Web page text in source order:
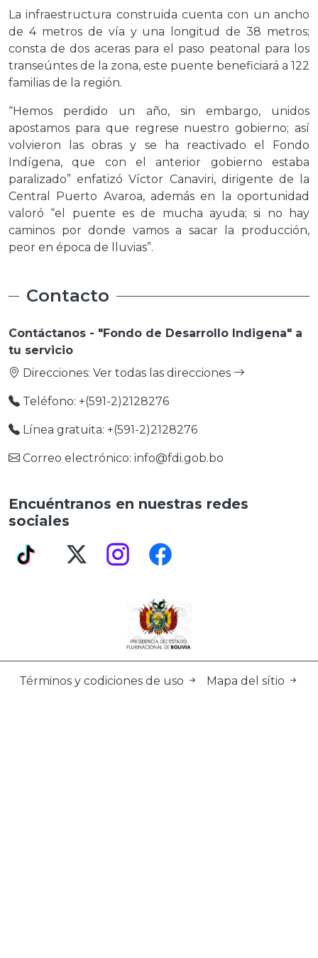
La infraestructura construida cuenta con un ancho
de 4 metros de vía y una longitud de 38 metros;
consta de dos aceras para el paso peatonal para los
transeúntes de la zona, este puente beneficiará a 122
familias de la región.
“Hemos perdido un año, sin embargo, unidos
apostamos para que regrese nuestro gobierno; así
volvieron las obras y se ha reactivado el Fondo
Indígena, que con el anterior gobierno estaba
paralizado” enfatizó Víctor Canaviri, dirigente de la
Central Puerto Avaroa, además en la oportunidad
valoró “el puente es de mucha ayuda; si no hay
caminos por donde vamos a sacar la producción,
peor en época de lluvias”.
Contacto
Contáctanos - "Fondo de Desarrollo Indigena" a
tu servicio
Direcciones: Ver todas las direcciones
Teléfono: +(591-2)2128276
Línea gratuita: +(591-2)2128276
Correo electrónico: info@fdi.gob.bo
Encuéntranos en nuestras redes
sociales
Términos y codiciones de uso Mapa del sítio